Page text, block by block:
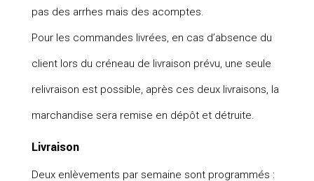
pas des arrhes mais des acomptes.
Pour les commandes livrées, en cas d’absence du
client lors du créneau de livraison prévu, une seule
relivraison est possible, après ces deux livraisons, la
marchandise sera remise en dépôt et détruite.
Livraison
Deux enlèvements par semaine sont programmés :